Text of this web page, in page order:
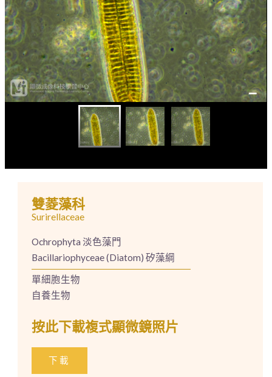
雙菱藻科
Surirellaceae
Ochrophyta 淡色藻門
Bacillariophyceae (Diatom) 矽藻綱
單細胞生物
自養生物
按此下載複式顯微鏡照片
下載